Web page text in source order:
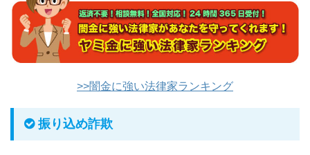
>>闇金に強い法律家ランキング
振り込め詐欺